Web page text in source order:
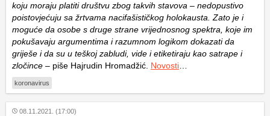
koju moraju platiti društvu zbog takvih stavova – nedopustivo
poistovjećuju sa žrtvama nacifašističkog holokausta. Zato je i
moguće da osobe s druge strane vrijednosnog spektra, koje im
pokušavaju argumentima i razumnom logikom dokazati da
griješe i da su u teškoj zabludi, vide i etiketiraju kao satrape i
zločince – piše Hajrudin Hromadžić. Novosti…
koronavirus
08.11.2021. (17:00)